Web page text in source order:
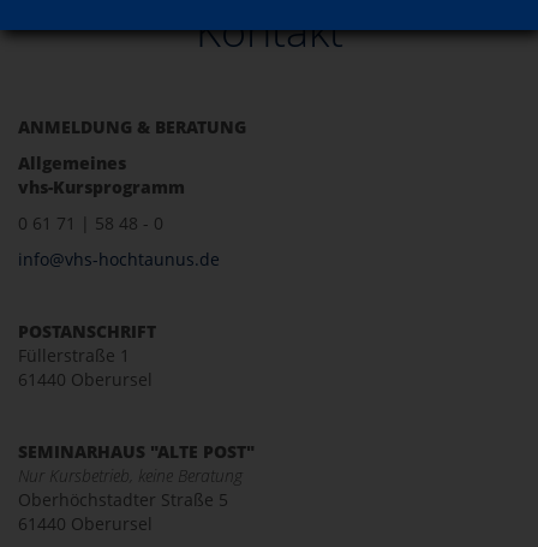
Kontakt
ANMELDUNG & BERATUNG
Allgemeines
vhs-Kursprogramm
0 61 71 | 58 48 - 0
info@vhs-hochtaunus.de
POSTANSCHRIFT
Füllerstraße 1
61440 Oberursel
SEMINARHAUS "ALTE POST"
Nur Kursbetrieb, keine Beratung
Oberhöchstadter Straße 5
61440 Oberursel